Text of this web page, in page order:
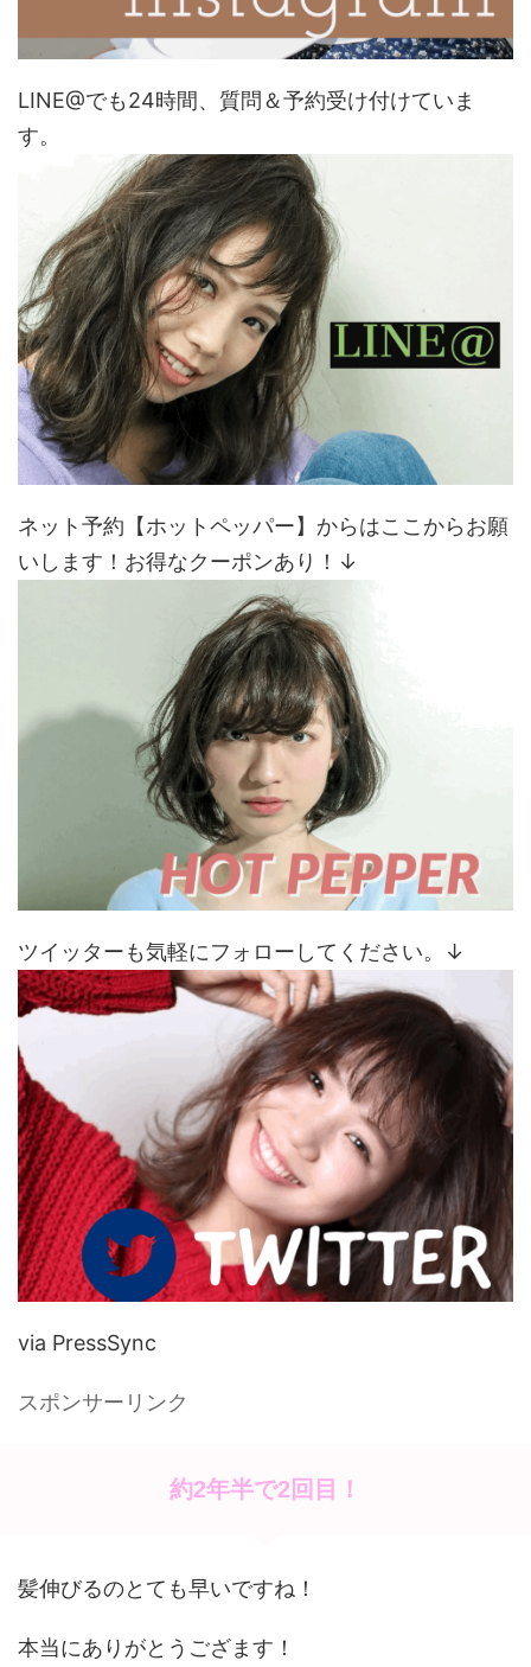
LINE@でも24時間、質問＆予約受け付けていま
す。
ネット予約【ホットペッパー】からはここからお願
いします！お得なクーポンあり！↓
ツイッターも気軽にフォローしてください。↓
via PressSync
スポンサーリンク
約2年半で2回目！
髪伸びるのとても早いですね！
本当にありがとうござます！